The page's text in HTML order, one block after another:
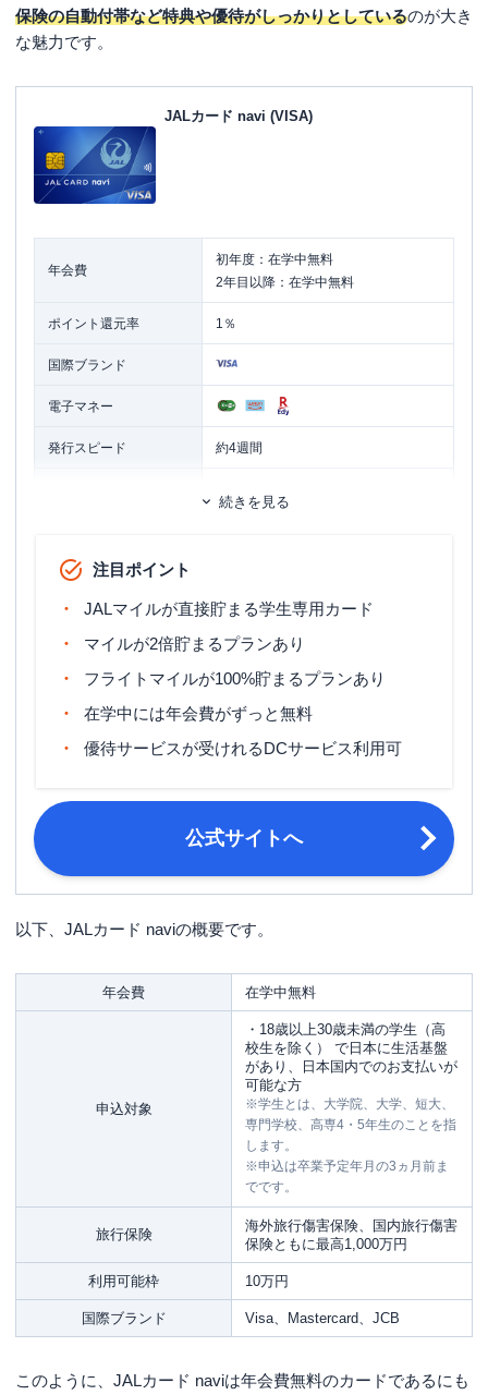
卒業後は年会費がかかるカードに自動に切り替わる
限度額は10万円～30万円と少ない
卒業後は「JAL CLUB EST」に申し込むのがおす
まとめ
保険の自動付帯など特典や優待がしっかりとしているのが大き
な魅力です。
JALカード navi (VISA)
年会費
初年度：在学中無料
2年目以降：在学中無料
ポイント還元率 1％
国際ブランド
電子マネー
発行スピード 約4週間
家族カード
ポイント名 JALマイレージ
締め日・支払日
締め日：毎月15日・支払日：翌月10
生（大学院、大学、短大、専門学校、
高専4・5年生）の方で、日本に生活基
盤があり、日本国内でのお支払いが可
スポート・在留カードまたは特別永住
ード・住民票の写し・各種健康保険証
続きを見る
注目ポイント
JALマイルが直接貯まる学生専用カード
マイルが2倍貯まるプランあり
フライトマイルが100%貯まるプランあり
在学中には年会費がずっと無料
優待サービスが受けれるDCサービス利用可
公式サイトへ
以下、JALカード naviの概要です。
年会費 在学中無料
申込対象
・18歳以上30歳未満の学生（高
校生を除く） で日本に生活基盤
があり、日本国内でのお支払いが
可能な方
※学生とは、大学院、大学、短大、
専門学校、高専4・5年生のことを指
します。
※申込は卒業予定年月の3ヵ月前ま
でです。
旅行保険
海外旅行傷害保険、国内旅行傷害
保険ともに最高1,000万円
利用可能枠 10万円
国際ブランド Visa、Mastercard、JCB
このように、JALカード naviは年会費無料のカードであるにも